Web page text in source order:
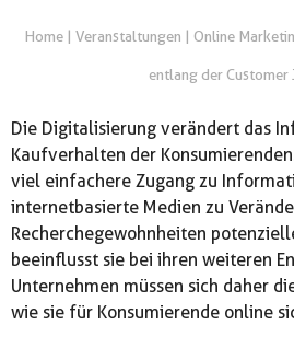
Home| Veranstaltungen | Online
entlang der Customer
Die Digitalisierung verändert das
Kaufverhalten der
viel einfachere Zugang zu
internetbasierte Medien zu
Recherchegewohnheiten
beeinflusst sie bei ihren weiteren
Unternehmen müssen sich daher
wie sie für Konsumierende online